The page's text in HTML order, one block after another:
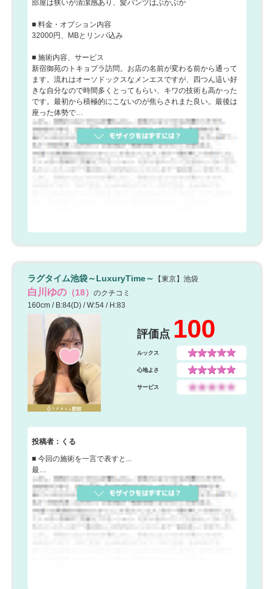
部屋は狭いが清潔感あり、髪パンツはぶかぶか
■ 料金・オプション内容
32000円、MBとリンパ込み
■ 施術内容、サービス
新宿御苑のトキョプラ訪問。お店の名前が変わる前から通って
ます。流れはオーソドックスなメンエスですが、四つん這い好
きな自分なので時間多くとってもらい、キワの技術も高かった
です。最初から積極的にこないのが焦らされまた良い。最後は
座った体勢で…
ラグタイム池袋～LuxuryTime～ 【東京】池袋
白川ゆの（18） のクチコミ
160cm / B:84(D) / W:54 / H:83
評価点 100
ルックス
心地よさ
サービス
投稿者：くる
■ 今回の施術を一言で表すと...
最…